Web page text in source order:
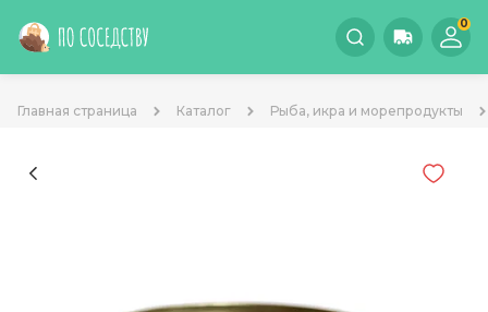
0
Главная страница Каталог Рыба, икра и морепродукты